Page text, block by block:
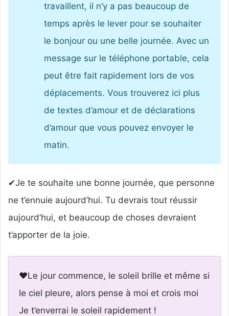
travaillent, il n’y a pas beaucoup de
temps après le lever pour se souhaiter
le bonjour ou une belle journée. Avec un
message sur le téléphone portable, cela
peut être fait rapidement lors de vos
déplacements. Vous trouverez ici plus
de textes d’amour et de déclarations
d’amour que vous pouvez envoyer le
matin.
✔Je te souhaite une bonne journée, que personne
ne t’ennuie aujourd’hui. Tu devrais tout réussir
aujourd’hui, et beaucoup de choses devraient
t’apporter de la joie.
❤Le jour commence, le soleil brille et même si
le ciel pleure, alors pense à moi et crois moi
Je t’enverrai le soleil rapidement !